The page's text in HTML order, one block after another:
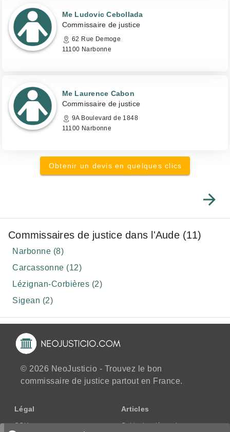
Me Ludovic Cebollada
Commissaire de justice
62 Rue Demoge
11100 Narbonne
Me Laurence Cabon
Commissaire de justice
9A Boulevard de 1848
11100 Narbonne
Obtenir un devis en quelques clics
Commissaires de justice dans l'Aude (11)
Narbonne (8)
Carcassonne (12)
Lézignan-Corbières (2)
Sigean (2)
© 2026 NeoJusticio - Trouvez le bon
commissaire de justice partout en France.
Légal
CGU
Articles
Guide des démarches